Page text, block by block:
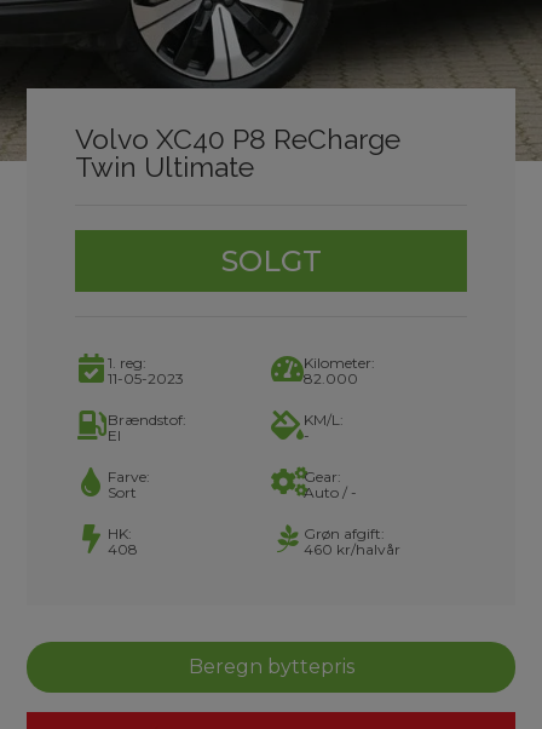
Volvo XC40 P8 ReCharge
Twin Ultimate
SOLGT
1. reg:
11-05-2023
Kilometer:
82.000
Brændstof:
El
KM/L:
-
Farve:
Sort
Gear:
Auto / -
HK:
408
Grøn afgift:
460 kr/halvår
Beregn byttepris